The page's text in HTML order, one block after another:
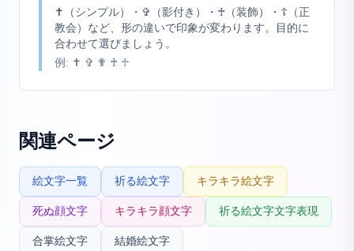
✝（シンプル）・✞（影付き）・♰（装飾）・☦（正
教会）など、形の違いで印象が変わります。目的に
合わせて選びましょう。
例: ✝ ✞ ✟ ♰ ♱
関連ページ
絵文字一覧 祈る絵文字 キラキラ絵文字
死ぬ顔文字 キラキラ顔文字 祈る絵文字文字表現
合掌絵文字 結婚絵文字